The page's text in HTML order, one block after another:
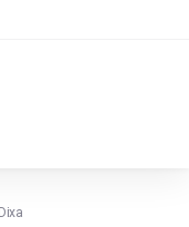
Dixa